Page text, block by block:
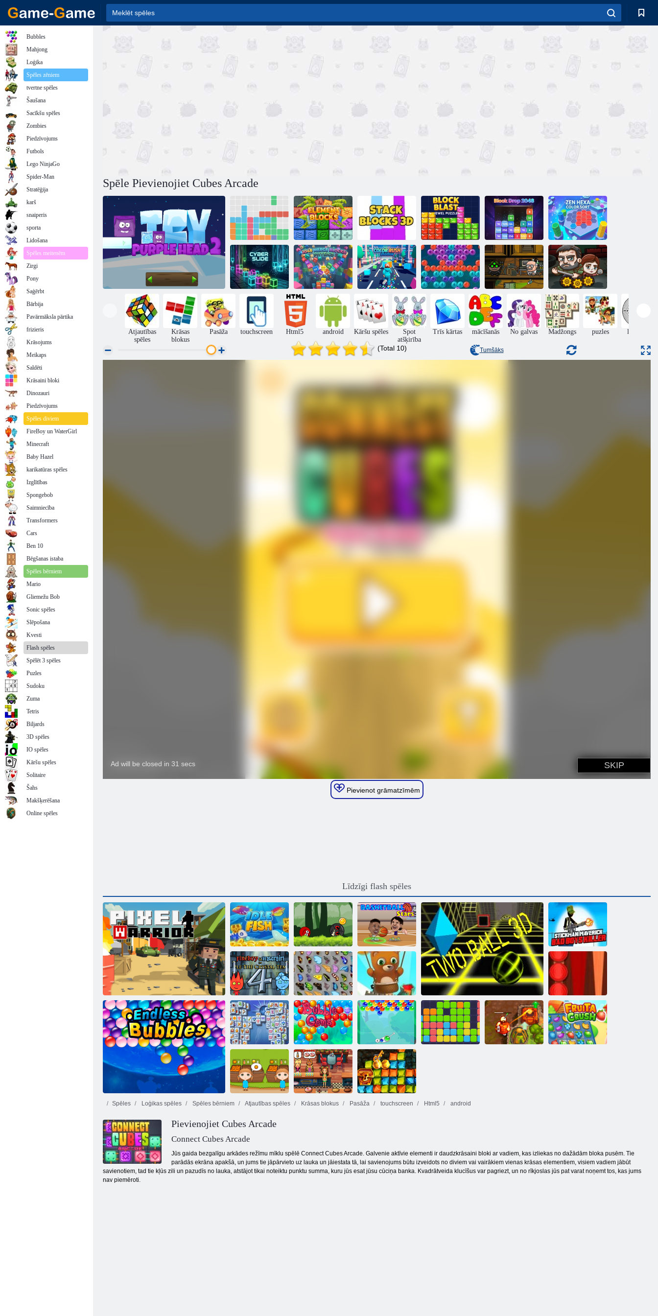
Spēle Pievienojiet Cubes Arcade
1010! Bloķēt
mīklu
Elementu bloki
Kaudze bloķē
3D
Block Blast
dārgakmeņu
mīkla
Block
Drop 2048
Zen Hexa krāsu
kārtošana
Cyber Slide
2048 Apvienot
blokus: fizika
Color Rush Šāvējs Bobs laupītājs 3
Pēdējo
izdzīvojušajiem
Atjautības
spēles
Krāsas
blokus
Pasāža touchscreen Html5 android Kāršu spēles
Spot
atšķirība
Trīs kārtas mācīšanās No galvas Madžongs puzles labirints
(Total 10) Tumšāks
Pievienot grāmatzīmēm
Līdzīgi flash spēles
Pikseļu karavīrs
Dīkstāves zivis
Bumbu varonis
piedzīvojums:
sarkans lielība
bumbu
Basketbola
zvaigznes
Stickman
maverick slikto
zēnu slepkava
Fireboy and
Watergirl 4:
Kristāla templis
Tauriņš kyodai
Burbuļu šāvējs
bezgalīgs
Backgammon
Classic
Mahjong
Fortuna
Burbulis Gemes
Burbulis
Charms
Apelsīnu ferma
Spēles Loģikas spēles Spēles bērniem Atjautības spēles Krāsas blokus Pasāža touchscreen Html5 android
Pievienojiet Cubes Arcade
Connect Cubes Arcade
Jūs gaida bezgalīgu arkādes režīmu mīklu spēlē Connect Cubes Arcade. Galvenie aktīvie elementi ir daudzkrāsaini bloki ar vadiem, kas izliekas no dažādām bloka pusēm. Tie
parādās ekrāna apakšā, un jums tie jāpārvieto uz lauka un jāiestata tā, lai savienojums būtu izveidots no diviem vai vairākiem vienas krāsas elementiem, visiem vadiem jābūt
savienotiem, tad tie kļūs zili un pazudīs no lauka, atstājot tikai noteiktu punktu summa, kuru jūs esat jūsu cūciņa banka. Kvadrātveida klucīšus var pagriezt, un no rīkjoslas jūs pat varat noņemt tos, kas jums
nav piemēroti.
Bubbles
Mahjong
Loģika
Spēles zēniem
tvertne spēles
Šaušana
Sacīkšu spēles
Zombies
Piedzīvojums
Futbols
Lego NinjaGo
Spider-Man
Stratēģija
karš
snaiperis
sporta
Lidošana
Spēles meitenēm
Zirgi
Pony
Saģērbt
Bārbija
Pavārmāksla pārtika
frizieris
Krāsojums
Meikaps
Saldēti
Krāsaini bloki
Dinozauri
Piedzīvojums
Spēles diviem
FireBoy un WaterGirl
Minecraft
Baby Hazel
karikatūras spēles
Izglītības
Spongebob
Saimniecība
Transformers
Cars
Ben 10
Bēgšanas istaba
Spēles bērniem
Mario
Gliemežu Bob
Sonic spēles
Slēpošana
Kvesti
Flash spēles
Spēlēt 3 spēles
Puzles
Sudoku
Zuma
Tetris
Biljards
3D spēles
IO spēles
Kāršu spēles
Solitaire
Šahs
Makšķerēšana
Online spēles